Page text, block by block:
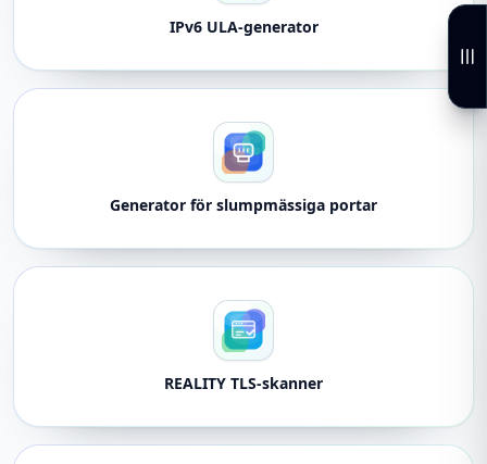
IPv6 ULA-generator
Generator för slumpmässiga portar
REALITY TLS-skanner